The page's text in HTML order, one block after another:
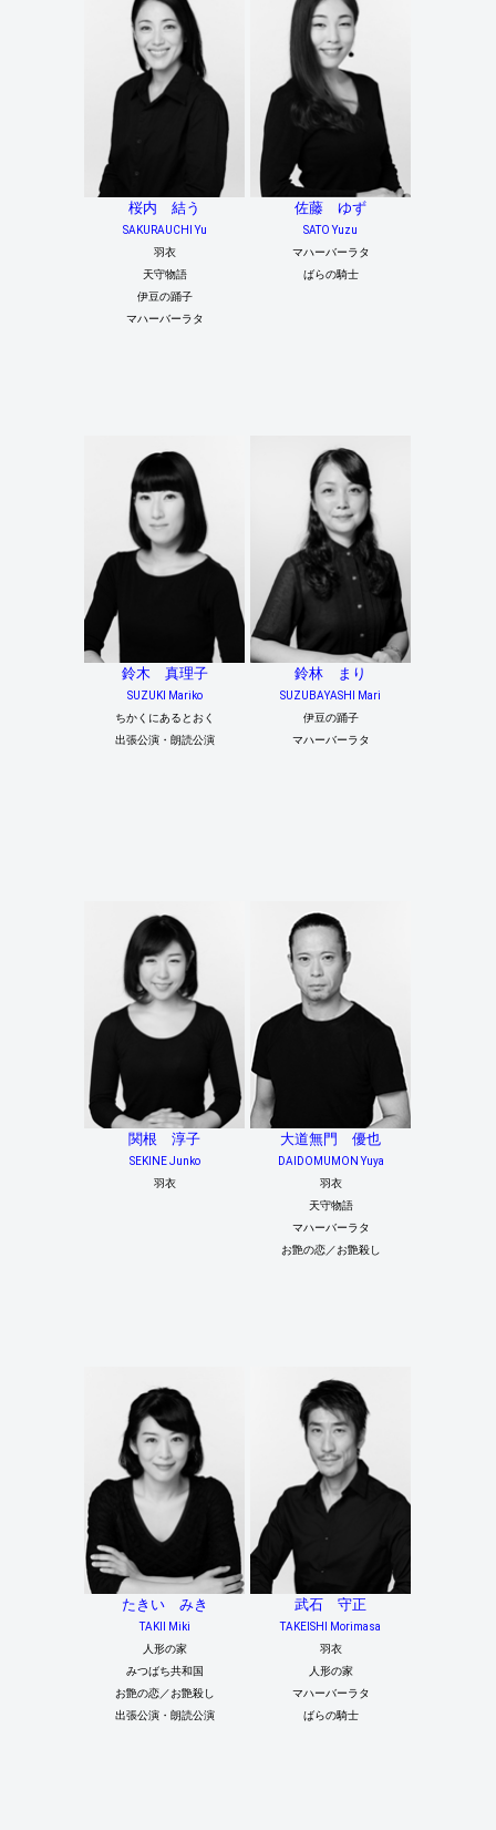
桜内 結う
SAKURAUCHI Yu
羽衣
天守物語
伊豆の踊子
マハーバーラタ
佐藤 ゆず
SATO Yuzu
マハーバーラタ
ばらの騎士
鈴木 真理子
SUZUKI Mariko
ちかくにあるとおく
出張公演・朗読公演
鈴林 まり
SUZUBAYASHI Mari
伊豆の踊子
マハーバーラタ
関根 淳子
SEKINE Junko
羽衣
大道無門 優也
DAIDOMUMON Yuya
羽衣
天守物語
マハーバーラタ
お艶の恋／お艶殺し
たきい みき
TAKII Miki
人形の家
みつばち共和国
お艶の恋／お艶殺し
出張公演・朗読公演
武石 守正
TAKEISHI Morimasa
羽衣
人形の家
マハーバーラタ
ばらの騎士